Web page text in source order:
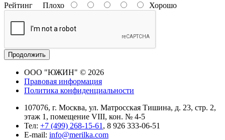
Рейтинг Плохо Хорошо
Продолжить
ООО "ЮЖИН" © 2026
Правовая информация
Политика конфиденциальности
107076, г. Москва, ул. Матросская Тишина, д. 23, стр. 2,
этаж 1, помещение VIII, кон. № 4-5
Тел: +7 (499) 268-15-61 , 8 926 333-06-51
E-mail: info@merilka.com